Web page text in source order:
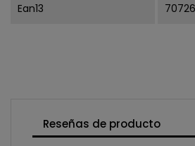
Ean13
Reseñas de producto